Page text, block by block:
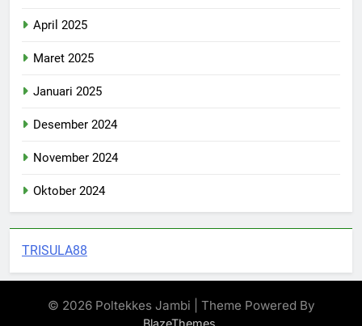
April 2025
Maret 2025
Januari 2025
Desember 2024
November 2024
Oktober 2024
TRISULA88
© 2026 Poltekkes Jambi | Theme Powered By
BlazeThemes